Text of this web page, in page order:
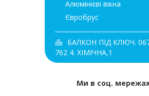
Алюмінієві вікна
Євробрус
БАЛКОН ПІД КЛЮЧ.
762 4. ХІМІЧНА,1
Ми в соц.